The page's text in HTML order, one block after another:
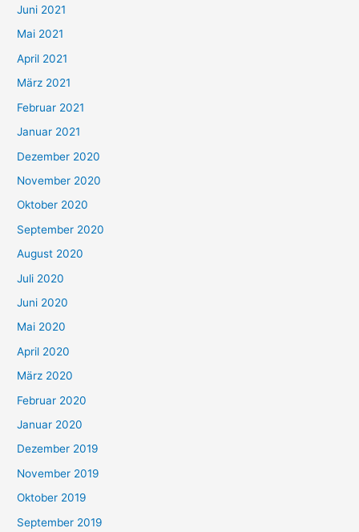
c
h
:
Juni 2021
Mai 2021
April 2021
März 2021
Februar 2021
Januar 2021
Dezember 2020
November 2020
Oktober 2020
September 2020
August 2020
Juli 2020
Juni 2020
Mai 2020
April 2020
März 2020
Februar 2020
Januar 2020
Dezember 2019
November 2019
Oktober 2019
September 2019